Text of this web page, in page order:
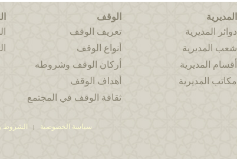
المديرية
دوائر المديرية
شعب المديرية
أقسام المديرية
مكاتب المديرية
الوقف
تعريف الوقف
أنواع الوقف
أركان الوقف وشروطه
أهداف الوقف
ثقافة الوقف في المجتمع
سياسة الخصوصية | الشروط